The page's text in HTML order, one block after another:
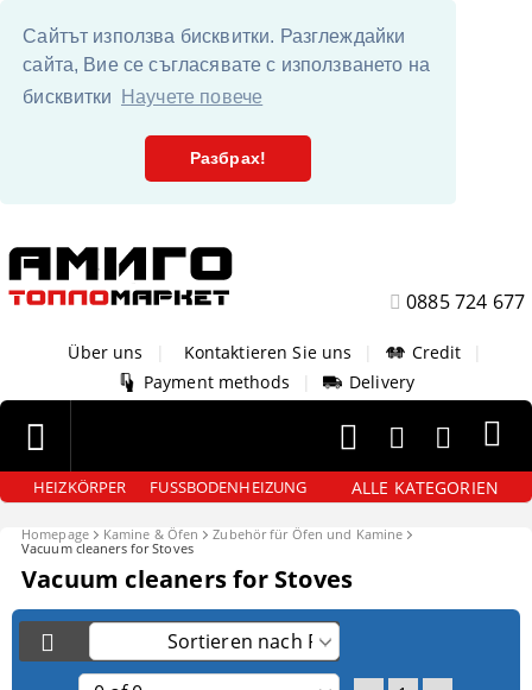
Сайтът използва бисквитки. Разглеждайки
сайта, Вие се съгласявате с използването на
бисквитки
Научете повече
Разбрах!
0885 724 677
Über uns Kontaktieren Sie uns Credit
Payment methods
Delivery
HEIZKÖRPER FUSSBODENHEIZUNG ALLE KATEGORIEN
Homepage Kamine & Öfen
Zubehör für Öfen und Kamine
Vacuum cleaners for Stoves
Vacuum cleaners for Stoves